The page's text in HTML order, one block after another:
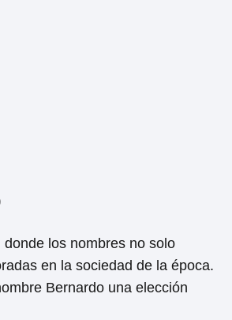
los nombres no solo
en la sociedad de la época.
Bernardo una elección